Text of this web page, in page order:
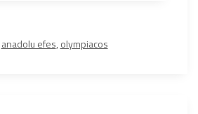
anadolu efes,olympiacos